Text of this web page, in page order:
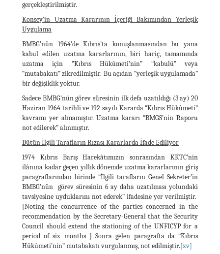
gerçekleştirilmiştir.
Konsey’in Uzatma Kararının İçeriği Bakımından Yerleşik
Uygulama
BMBG’nün 1964’de Kıbrıs’ta konuşlanmasından bu yana
kabul edilen uzatma kararlarının, biri hariç, tamamında
uzatma için “Kıbrıs Hükûmeti’nin” “kabulü” veya
“mutabakatı” zikredilmiştir. Bu açıdan “yerleşik uygulamada”
bir değişiklik yoktur.
Sadece BMBG’nün görev süresinin ilk defa uzatıldığı (3 ay) 20
Haziran 1964 tarihli ve 192 sayılı Kararda “Kıbrıs Hükûmeti”
kavramı yer almamıştır. Uzatma kararı “BMGS’nin Raporu
not edilerek” alınmıştır.
Bütün İlgili Tarafların Rızası Kararlarda İfade Ediliyor
1974 Kıbrıs Barış Harekâtımızın sonrasından KKTC’nin
ilânına kadar geçen yıllık dönemde uzatma kararlarının giriş
paragraflarından birinde “İlgili tarafların Genel Sekreter’in
BMBG’nün görev süresinin 6 ay daha uzatılması yolundaki
tavsiyesine uyduklarını not ederek” ifadesine yer verilmiştir.
[Noting the concurrence of the parties concerned in the
recommendation by the Secretary-General that the Security
Council should extend the stationing of the UNFICYP for a
period of six months ] Sonra gelen paragrafta da “Kıbrıs
Hükûmeti’nin” mutabakatı vurgulanmış, not edilmiştir.[xv]